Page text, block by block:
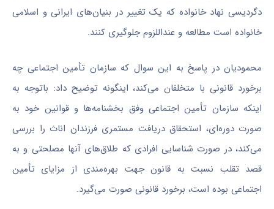
دگردیسی نهاد خانواده که یک تغییر در بنیان‌های ایرانی و اسلامی
خانواده است مطالعه و عنداللزوم جلوگیری کنند.
محمودیان در پاسخ به این سوال که سازمان تأمین اجتماعی چه
برخورد قانونی با متخلفان می‌کند، اینگونه توضیح داد: باتوجه به
اینکه سازمان تأمین اجتماعی وفق بخشنامه‌ها و قوانین خود به
صورت دوره‌ای، استحقاق دریافت مستمری فرزندان اناث را بررسی
می‌کند، در صورت شناسایی افرادی که طلاق‌های آنها مصلحتی و به
قصد تقلب نسبت به قانون جهت بهره‌مندی از مزایای تأمین
اجتماعی بوده است، برخورد قانونی صورت می‌گیرد.